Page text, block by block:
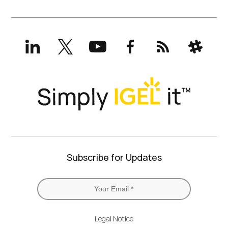
LinkedInX
(formerly
Twitter)
YouTubeFacebookRSS Slack
Subscribe for Updates
Legal Notice